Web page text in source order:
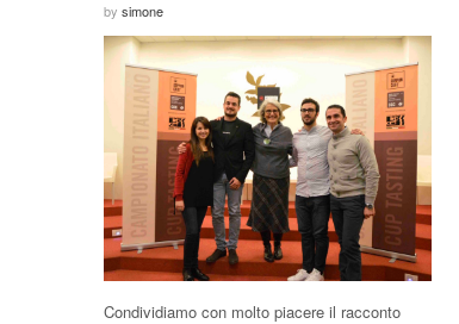
by simone
Condividiamo con molto piacere il racconto